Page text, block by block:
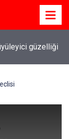
güzelliği